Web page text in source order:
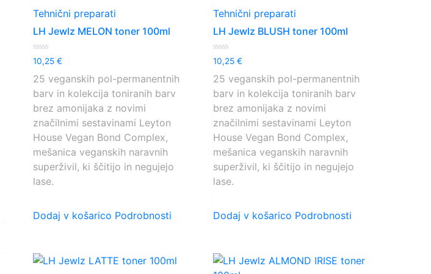
Tehnični preparati
LH Jewlz MELON toner 100ml
Ocenjeno
0
od
5
10,25€
25 veganskih pol-permanentnih
barv in kolekcija toniranih barv
brez amonijaka z novimi
značilnimi sestavinami Leyton
House Vegan Bond Complex,
mešanica veganskih naravnih
superživil, ki ščitijo in negujejo
lase.
Dodaj v košarico Podrobnosti
Tehnični preparati
LH Jewlz BLUSH toner 100ml
Ocenjeno
0
od
5
10,25€
25 veganskih pol-permanentnih
barv in kolekcija toniranih barv
brez amonijaka z novimi
značilnimi sestavinami Leyton
House Vegan Bond Complex,
mešanica veganskih naravnih
superživil, ki ščitijo in negujejo
lase.
Dodaj v košarico Podrobnosti